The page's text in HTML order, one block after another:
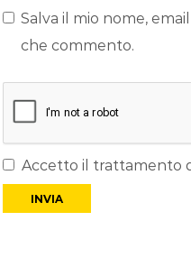
Salva il mio nome,
che commento.
Accetto il trattamento